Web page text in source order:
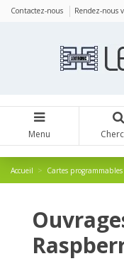
Contactez-nous Rendez-nous
Menu
Accueil Cartes programmables
Panneau de gestion des